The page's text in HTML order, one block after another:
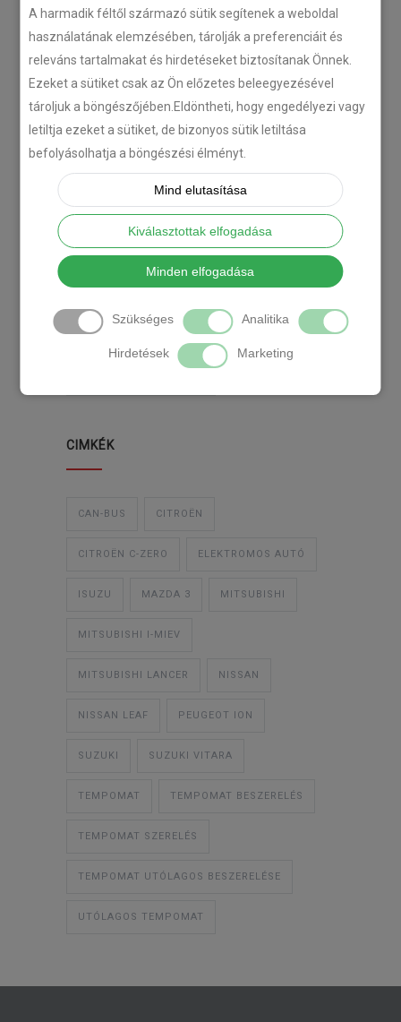
A harmadik féltől származó sütik segítenek a weboldal
használatának elemzésében, tárolják a preferenciáit és
releváns tartalmakat és hirdetéseket biztosítanak Önnek.
Ezeket a sütiket csak az Ön előzetes beleegyezésével
tároljuk a böngészőjében.Eldöntheti, hogy engedélyezi vagy
letiltja ezeket a sütiket, de bizonyos sütik letiltása
befolyásolhatja a böngészési élményt.
Mind elutasítása
Kiválasztottak elfogadása
Minden elfogadása
Szükséges Analitika
Hirdetések Marketing
2018-06-12
Citroën C-Zero tempomat
beszerelés
2018-02-14
TEMPOMAT TEMPOMAT BESZERELÉS
CIMKÉK
CAN-BUS CITROËN
CITROËN C-ZERO ELEKTROMOS AUTÓ
ISUZU MAZDA 3 MITSUBISHI
MITSUBISHI I-MIEV
MITSUBISHI LANCER NISSAN
NISSAN LEAF PEUGEOT ION
SUZUKI SUZUKI VITARA
TEMPOMAT TEMPOMAT BESZERELÉS
TEMPOMAT SZERELÉS
TEMPOMAT UTÓLAGOS BESZERELÉSE
UTÓLAGOS TEMPOMAT